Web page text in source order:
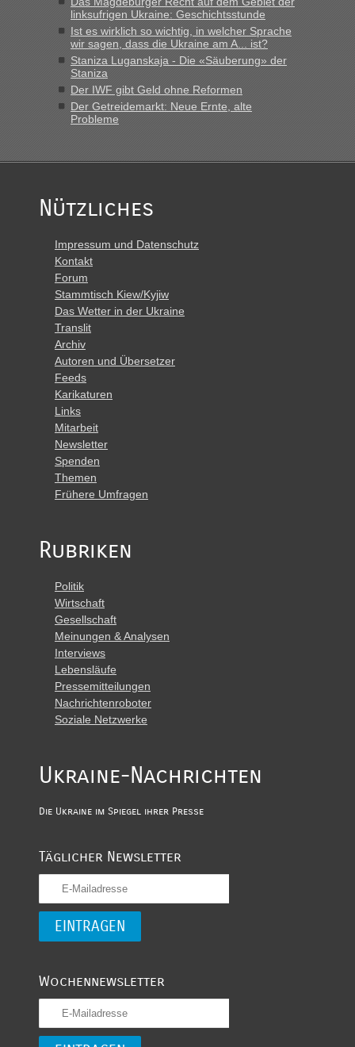
linksufrigen Ukraine: Geschichtsstunde
Ist es wirklich so wichtig, in welcher Sprache
wir sagen, dass die Ukraine am A... ist?
Staniza Luganskaja - Die «Säuberung» der
Staniza
Der IWF gibt Geld ohne Reformen
Der Getreidemarkt: Neue Ernte, alte
Probleme
Nützliches
Impressum und Datenschutz
Kontakt
Forum
Stammtisch Kiew/Kyjiw
Das Wetter in der Ukraine
Translit
Archiv
Autoren und Übersetzer
Feeds
Karikaturen
Links
Mitarbeit
Newsletter
Spenden
Themen
Frühere Umfragen
Rubriken
Politik
Wirtschaft
Gesellschaft
Meinungen & Analysen
Interviews
Lebensläufe
Pressemitteilungen
Nachrichtenroboter
Soziale Netzwerke
Ukraine-Nachrichten
Die Ukraine im Spiegel ihrer Presse
Täglicher Newsletter
Wochennewsletter